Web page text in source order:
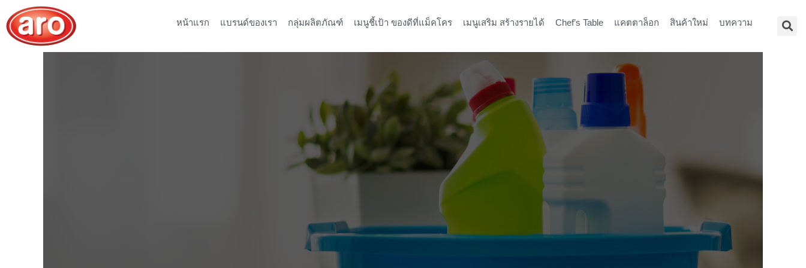
หน้าแรก แบรนด์ของเรา กลุ่มผลิตภัณฑ์ เมนูชี้เป้า ของดีที่แม็คโคร เมนูเสริม สร้างรายได้ Chef’s Table แคตตาล็อก สินค้าใหม่ บทความ